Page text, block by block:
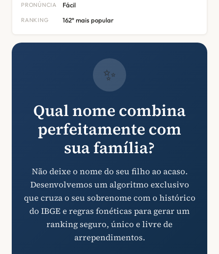
PRONÚNCIA Fácil
RANKING 162º mais popular
✨
Qual nome combina
perfeitamente com
sua família?
Não deixe o nome do seu filho ao acaso.
Desenvolvemos um algoritmo exclusivo
que cruza o seu sobrenome com o histórico
do IBGE e regras fonéticas para gerar um
ranking seguro, único e livre de
arrependimentos.